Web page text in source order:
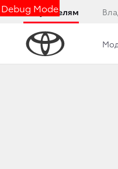
Debug Mode
Покупателям